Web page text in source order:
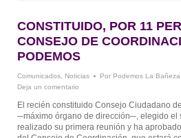
CONSTITUIDO, POR 11
CONSEJO DE
PODEMOS
Comunicados Noticias Por Podemos La Bañeza
Deja un comentario
El recién constituido Consejo Ciudadano
─máximo órgano de dirección─, elegido el
realizado su primera reunión y ha